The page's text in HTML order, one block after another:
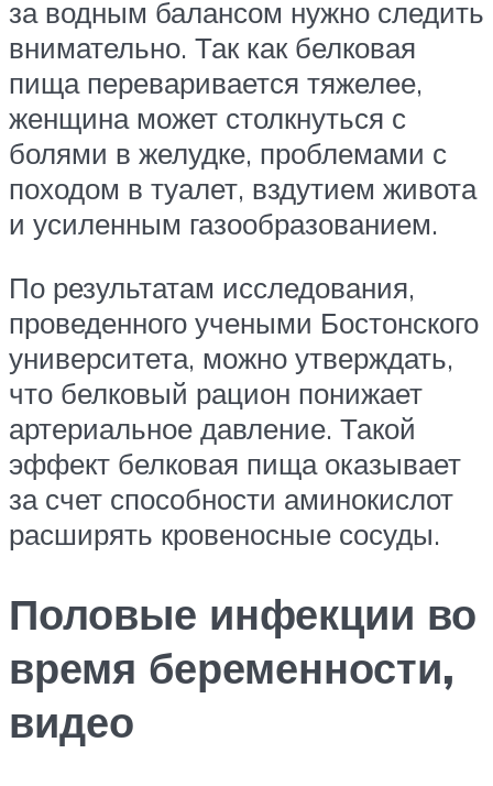
за водным балансом нужно следить
внимательно. Так как белковая
пища переваривается тяжелее,
женщина может столкнуться с
болями в желудке, проблемами с
походом в туалет, вздутием живота
и усиленным газообразованием.
По результатам исследования,
проведенного учеными Бостонского
университета, можно утверждать,
что белковый рацион понижает
артериальное давление. Такой
эффект белковая пища оказывает
за счет способности аминокислот
расширять кровеносные сосуды.
Половые инфекции во
время беременности,
видео